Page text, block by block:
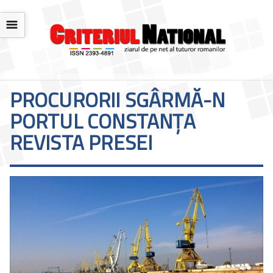
☰
PROCURORII SGÂRMĂ-N
PORTUL CONSTANŢA
REVISTA PRESEI